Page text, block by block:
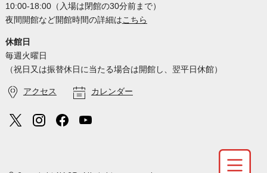
10:00-18:00（入場は閉館の30分前まで）
夜間開館など開館時間の詳細はこちら
休館日
毎週火曜日
（祝日又は振替休日に当たる場合は開館し、翌平日休館）
アクセス カレンダー